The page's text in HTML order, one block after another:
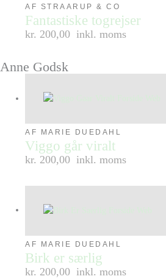
AF STRAARUP & CO
Fantastiske togrejser
kr. 200,00 inkl. moms
Anne Godsk
AF MARIE DUEDAHL
Viggo går viralt
kr. 200,00 inkl. moms
AF MARIE DUEDAHL
Birk er særlig
kr. 200,00 inkl. moms